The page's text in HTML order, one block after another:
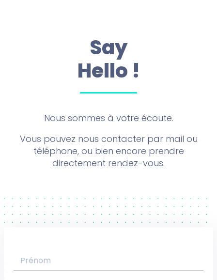
Say
Hello !
Nous sommes à votre écoute.
Vous pouvez nous contacter par mail ou
téléphone, ou bien encore prendre
directement rendez-vous.